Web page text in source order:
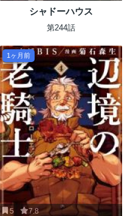
シャドーハウス
第244話
1ヶ月前
5 7.8